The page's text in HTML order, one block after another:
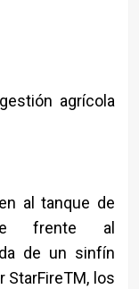
agrícola
al tanque de
frente al
de un sinfín
StarFireTM, los